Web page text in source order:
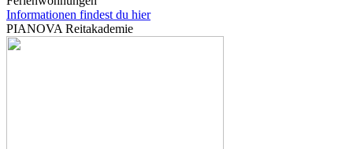
Informationen findest du hier
PIANOVA Reitakademie